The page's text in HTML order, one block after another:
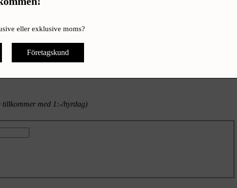
eller exklusive moms?
Företagskund
med 1:-/hyrdag)